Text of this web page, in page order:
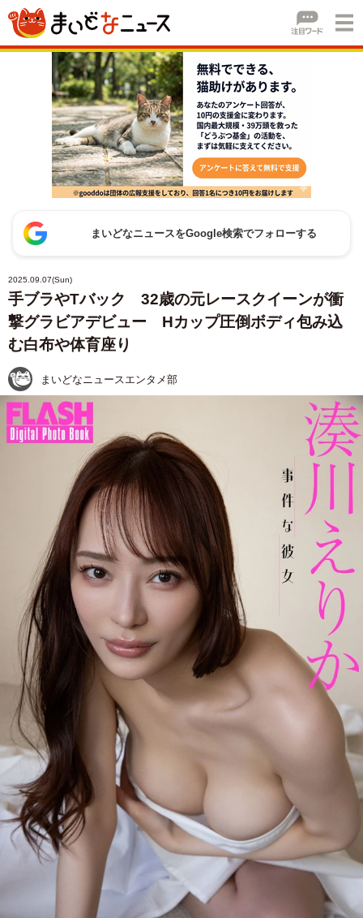
まいどなニュースをGoogle検索でフォローする
2025.09.07(Sun)
手ブラやTバック 32歳の元レースクイーンが衝
撃グラビアデビュー Hカップ圧倒ボディ包み込
む白布や体育座り
まいどなニュースエンタメ部